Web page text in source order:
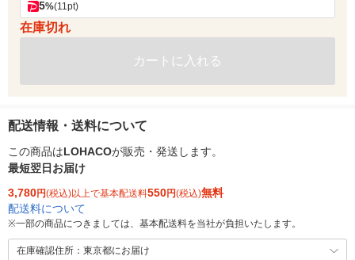
5%(11pt)
在庫切れ
カートに入れる
配送情報・送料について
この商品はLOHACOが販売・発送します。
最短翌日お届け
3,780円(税込)以上で基本配送料550円(税込)無料
配送料について
※一部の商品につきましては、基本配送料を当社が負担いたします。
在庫確認住所：東京都にお届け